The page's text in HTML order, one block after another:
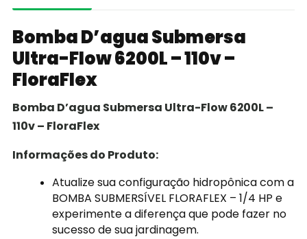
Bomba D’agua Submersa
Ultra-Flow 6200L – 110v –
FloraFlex
Bomba D’agua Submersa Ultra-Flow 6200L –
110v – FloraFlex
Informações do Produto:
Atualize sua configuração hidropônica com a
BOMBA SUBMERSÍVEL FLORAFLEX – 1/4 HP e
experimente a diferença que pode fazer no
sucesso de sua jardinagem.